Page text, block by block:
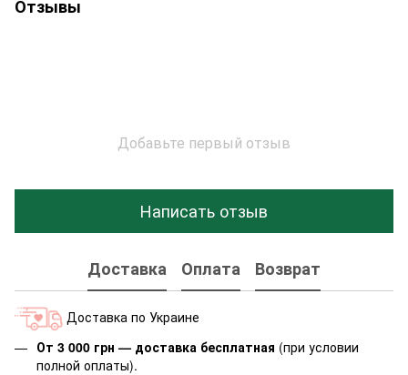
Отзывы
Добавьте первый отзыв
Написать отзыв
Доставка Оплата Возврат
Доставка по Украине
От 3 000 грн — доставка бесплатная (при условии
полной оплаты).